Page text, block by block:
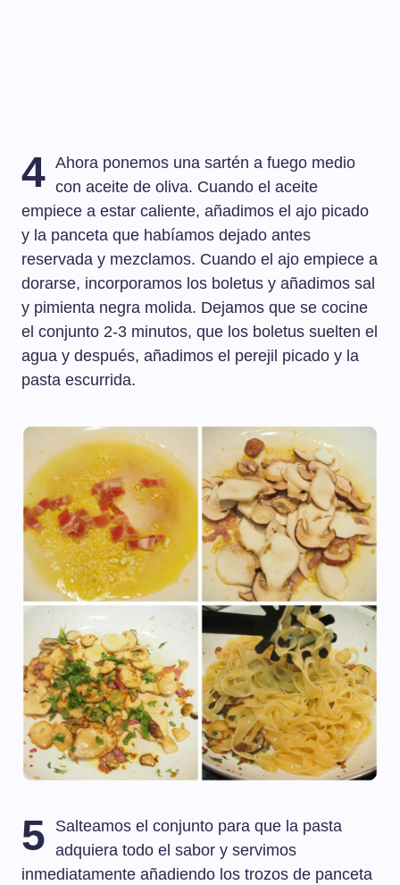
4 Ahora ponemos una sartén a fuego medio
con aceite de oliva. Cuando el aceite
empiece a estar caliente, añadimos el ajo picado
y la panceta que habíamos dejado antes
reservada y mezclamos. Cuando el ajo empiece a
dorarse, incorporamos los boletus y añadimos sal
y pimienta negra molida. Dejamos que se cocine
el conjunto 2-3 minutos, que los boletus suelten el
agua y después, añadimos el perejil picado y la
pasta escurrida.
5
Salteamos el conjunto para que la pasta
adquiera todo el sabor y servimos
inmediatamente añadiendo los trozos de panceta